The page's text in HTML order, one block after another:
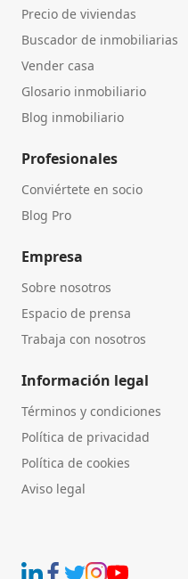
Precio de viviendas
Buscador de inmobiliarias
Vender casa
Glosario inmobiliario
Blog inmobiliario
Profesionales
Conviértete en socio
Blog Pro
Empresa
Sobre nosotros
Espacio de prensa
Trabaja con nosotros
Información legal
Términos y condiciones
Política de privacidad
Política de cookies
Aviso legal